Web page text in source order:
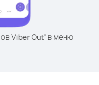
Viber Out" в меню